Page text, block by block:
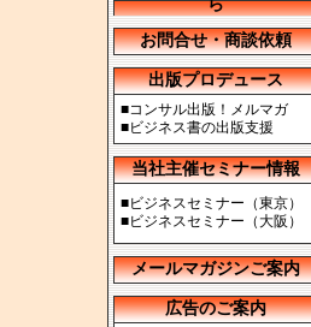
ら
お問合せ・商談依頼
出版プロデュース
■コンサル出版！メルマガ
■ビジネス書の出版支援
当社主催セミナー情報
■ビジネスセミナー（東京）
■ビジネスセミナー（大阪）
メールマガジンご案内
広告のご案内